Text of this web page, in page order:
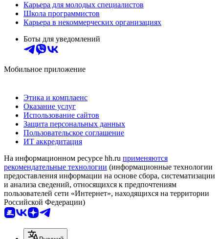
Карьера для молодых специалистов
Школа программистов
Карьера в некоммерческих организациях
Боты для уведомлений
Мобильное приложение
Этика и комплаенс
Оказание услуг
Использование сайтов
Защита персональных данных
Пользовательское соглашение
ИТ аккредитация
На информационном ресурсе hh.ru применяются
рекомендательные технологии (информационные технологии
предоставления информации на основе сбора, систематизации
и анализа сведений, относящихся к предпочтениям
пользователей сети «Интернет», находящихся на территории
Российской Федерации)